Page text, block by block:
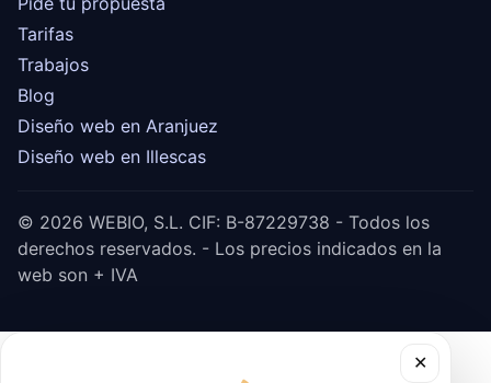
Tarifas
Trabajos
Blog
Diseño web en Aranjuez
Diseño web en Illescas
© 2026 WEBIO, S.L. CIF: B-87229738 - Todos los
derechos reservados. - Los precios indicados en la
web son + IVA
✕